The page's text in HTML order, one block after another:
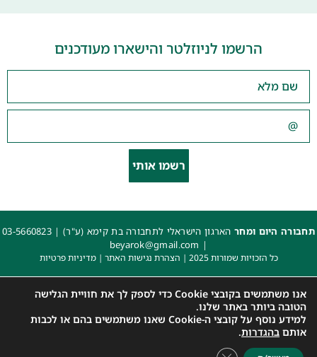
הרשמו לניוזלטר והישארו מעודכנים
רשמו אותי
תחבורה היום ומחרהארגון הישראלי לתחבורה בת קימא (ע"ר) | 03-5660823
|
beyarok@gmail.com
כל הזכויות שמורות 2025 | הצהרת נגישות האתר |מדיניות פרטיות
אנו משתמשים בקובצי Cookie כדי לספק לך את חוויית הגלישה
הטובה ביותר באתר שלנו.
למידע נוסף על קובצי ה-Cookie שאנו משתמשים בהם או לכבות
אותם בהגדרות.